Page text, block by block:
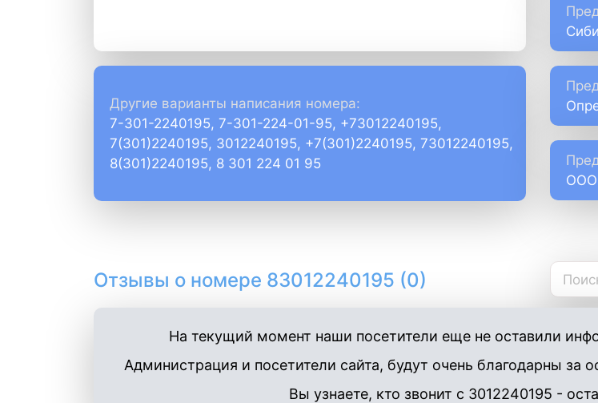
Другие варианты написания номера:
7-301-2240195, 7-301-224-01-95, +73012240195,
7(301)2240195, 3012240195, +7(301)2240195, 73012240195,
8(301)2240195, 8 301 224 01 95
ООО
Отзывы о номере 83012240195 (0)
На текущий момент наши посетители еще не оставили
Администрация и посетители сайта, будут очень благодарны за
Вы узнаете, кто звонит с 3012240195 -